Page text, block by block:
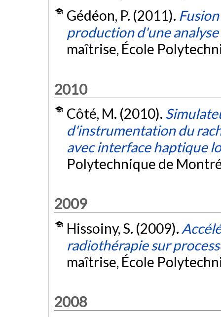
Gédéon, P. (2011).
production d'une
maîtrise, École
2010
Côté, M. (2010).
d'instrumentation du
avec interface haptique
Polytechnique de
2009
Hissoiny, S. (2009).
radiothérapie sur
maîtrise, École
2008